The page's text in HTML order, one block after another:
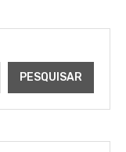
PESQUISAR